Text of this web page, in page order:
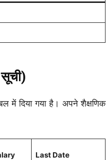
में दिया गया है। अपने शैक्षणिक
Last Date